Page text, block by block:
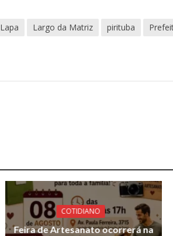
Lapa Largo da Matriz pirituba
COTIDIANO
Feira de Artesanato ocorrerá na